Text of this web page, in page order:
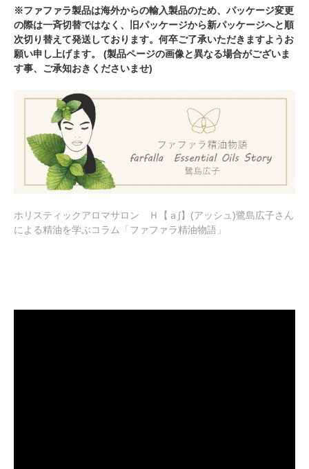
※ファファラ製品は海外からの輸入製品のため、パッケージ変更
の際は一斉切替ではなく、旧パッケージから新パッケージへと順
次切り替えて発送しております。何卒ご了承いただきますようお
願い申し上げます。 (製品ページの画像と異なる場合がございま
す事、ご承知おきくださいませ)
ホリスティックアロマサロン Ｈ【ａ∫】(アッシュ)鷺島広子さん
による精油を学ぶコラム「ファファラ精油物語」